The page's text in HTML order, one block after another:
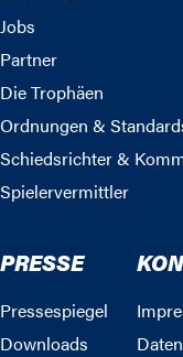
Jobs
Partner
Die Trophäen
Ordnungen &
Schiedsrichter &
Spielervermittler
PRESSE
Pressespiegel
Downloads